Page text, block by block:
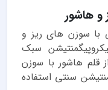
و هاشور
با سوزن های ریز و
سبک
قلم هاشور با سوزن
سنتی استفاده